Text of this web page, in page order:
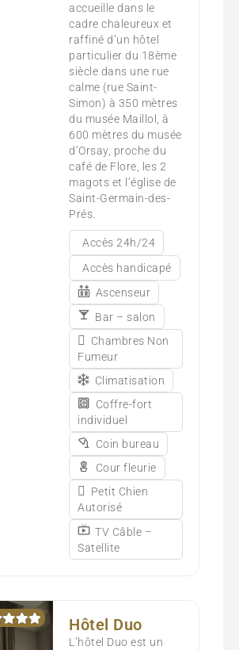
accueille dans le
cadre chaleureux et
raffiné d’un hôtel
particulier du 18ème
siècle dans une rue
calme (rue Saint-
Simon) à 350 mètres
du musée Maillol, à
600 mètres du musée
d’Orsay, proche du
café de Flore, les 2
magots et l’église de
Saint-Germain-des-
Prés.
Accès 24h/24
Accès handicapé
Ascenseur
Bar – salon
Chambres Non
Fumeur
Climatisation
Coffre-fort
individuel
Coin bureau
Cour fleurie
Petit Chien
Autorisé
TV Câble –
Satellite
Hôtel Duo
L’hôtel Duo est un